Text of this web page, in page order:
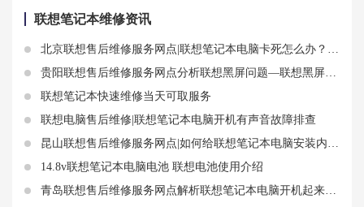
联想笔记本维修资讯
北京联想售后维修服务网点|联想笔记本电脑卡死怎么办？这些方法值得一试
贵阳联想售后维修服务网点分析联想黑屏问题—联想黑屏了只有鼠标怎么办
联想笔记本快速维修当天可取服务
联想电脑售后维修|联想笔记本电脑开机有声音故障排查
昆山联想售后维修服务网点|如何给联想笔记本电脑安装内存条？注意这些要点
14.8v联想笔记本电脑电池 联想电池使用介绍
青岛联想售后维修服务网点解析联想笔记本电脑开机起来老是死机 开机十多分钟就死机